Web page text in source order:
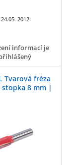
24.05. 2012
informací je
Tvarová fréza
8 mm |